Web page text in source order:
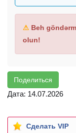
⚠ Beh
olun!
Поделиться
Дата: 14.07.2026
Сделать VIP